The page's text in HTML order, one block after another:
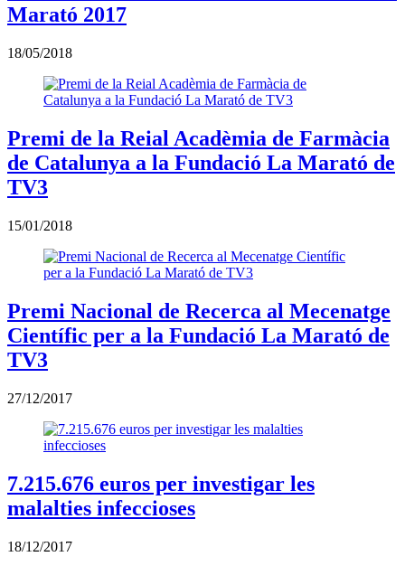
Marató 2017
18/05/2018
Premi de la Reial Acadèmia de Farmàcia
de Catalunya a la Fundació La Marató de
TV3
15/01/2018
Premi Nacional de Recerca al Mecenatge
Científic per a la Fundació La Marató de
TV3
27/12/2017
7.215.676 euros per investigar les
malalties infeccioses
18/12/2017